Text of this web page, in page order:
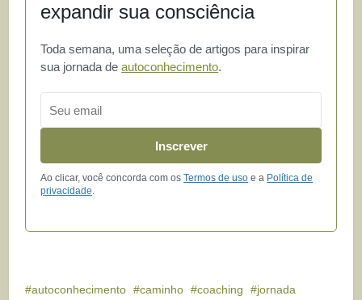
expandir sua consciência
Toda semana, uma seleção de artigos para inspirar
sua jornada deautoconhecimento.
Inscrever
Ao clicar, você concorda com osTermos de uso e a Política de
privacidade.
autoconhecimento caminho coaching
jornada